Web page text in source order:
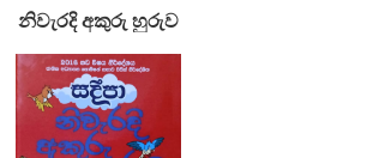
නිවැරදි අකුරු හුරුව